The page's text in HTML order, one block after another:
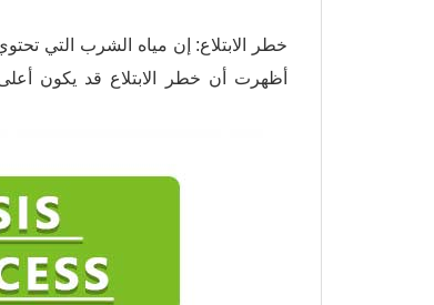
أظهرت أن خطر الابتلاع قد يكون